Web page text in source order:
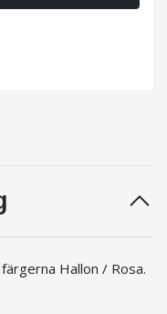
Hallon / Rosa.